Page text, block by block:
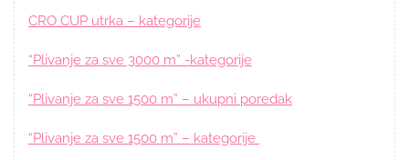
CRO CUP utrka – kategorije
“Plivanje za sve 3000 m” -kategorije
“Plivanje za sve 1500 m” – ukupni poredak
“Plivanje za sve 1500 m” – kategorije